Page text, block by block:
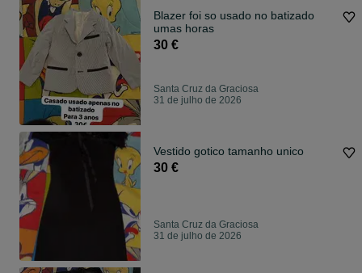
Blazer foi so usado no batizado
umas horas
30 €
Santa Cruz da Graciosa
31 de julho de 2026
Vestido gotico tamanho unico
30 €
Santa Cruz da Graciosa
31 de julho de 2026